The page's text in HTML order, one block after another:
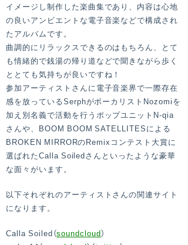
イメージし制作した楽曲集であり、内容は心地
の良いアンビエントな電子音楽などで構成され
たアルバムです。
曲調的にリラックスできるのはもちろん、とて
も情緒的で銭湯の帰り道などで聞きながら歩く
ととても気持ちが良いですね！
参加アーティストさんに電子音楽界で一際存在
感を放っているSerphがボーカリストNozomiを
加え別名義で活動を行うポップユニットN-qia
さんや、BOOM BOOM SATELLITESによる
BROKEN MIRRORのRemixコンテスト大賞に
選ばれたCalla Soiledさんといったような豪華
な面々がいます。
以下それぞれのアーティストさんの関連サイト
になります。
Calla Soiled（soundcloud）